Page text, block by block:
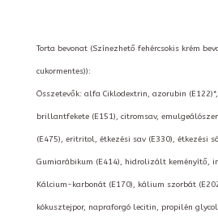
Torta bevonat (Színezhető fehércsokis krém
cukormentes)):
Összetevők: alfa Ciklodextrin, azorubin
brillantfekete (E151), citromsav,
(E475), eritritol, étkezési sav (E330), étkezési
Gumiarábikum (E414), hidrolizált keményítő,
Kálcium-karbonát (E170), kálium szorbát
kókusztejpor, napraforgó lecitin, propilén